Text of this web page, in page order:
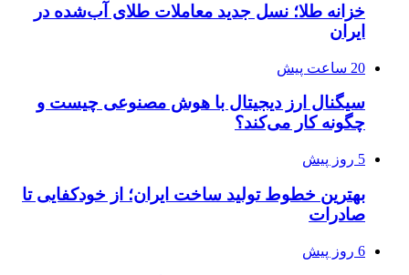
خزانه طلا؛ نسل جدید معاملات طلای آب‌شده در
ایران
20 ساعت پیش
سیگنال ارز دیجیتال با هوش مصنوعی چیست و
چگونه کار می‌کند؟
5 روز پیش
بهترین خطوط تولید ساخت ایران؛ از خودکفایی تا
صادرات
6 روز پیش